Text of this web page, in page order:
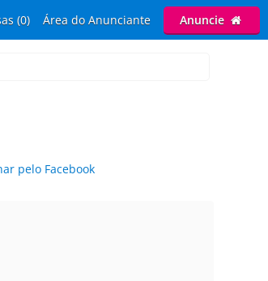
(0) Área do Anunciante Anuncie
pelo Facebook